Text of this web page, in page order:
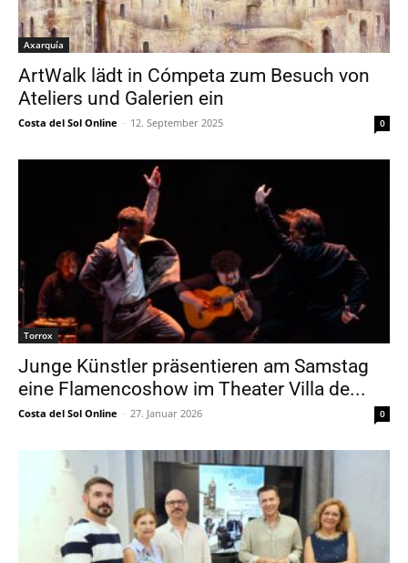
Axarquía
ArtWalk lädt in Cómpeta zum Besuch von
Ateliers und Galerien ein
Costa del Sol Online - 12. September 2025 0
Torrox
Junge Künstler präsentieren am Samstag
eine Flamencoshow im Theater Villa de...
Costa del Sol Online - 27. Januar 2026 0